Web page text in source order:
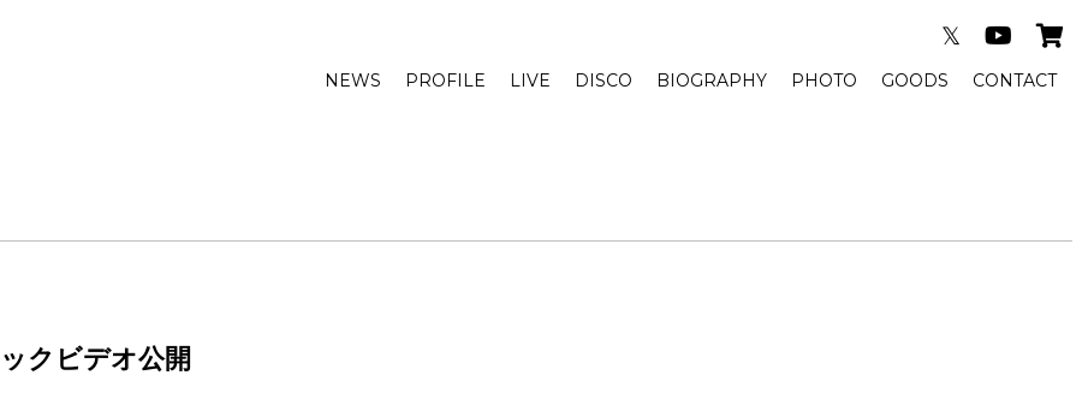
NEWS PROFILE LIVE DISCO BIOGRAPHY PHOTO GOODS CONTACT
𝕏
クビデオ公開